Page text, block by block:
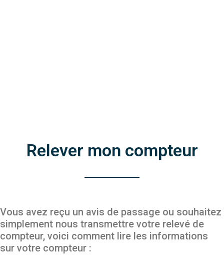
Relever mon compteur
Vous avez reçu un avis de passage ou souhaitez
simplement nous transmettre votre relevé de
compteur, voici comment lire les informations
sur votre compteur :